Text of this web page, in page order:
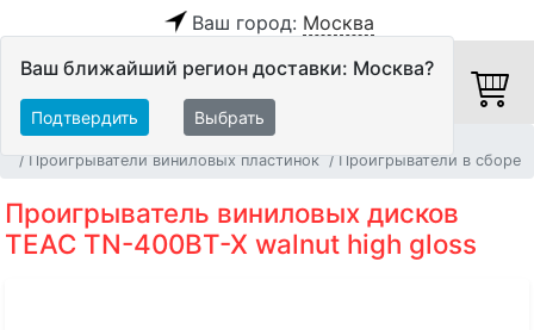
Ваш город: Москва
Ваш ближайший регион доставки: Москва?
Подтвердить Выбрать
Проигрыватели виниловых пластинок
Проигрыватели в сборе
Проигрыватель виниловых дисков
TEAC TN-400BT-X walnut high gloss